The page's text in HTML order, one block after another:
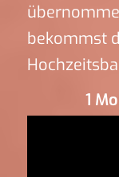
bekommst
1